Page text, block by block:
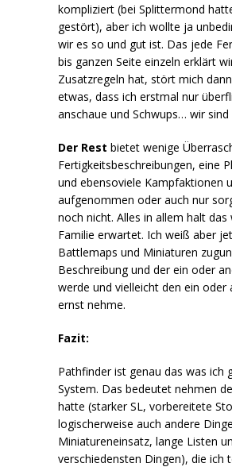
kompliziert (bei Splittermond
gestört), aber ich wollte ja
wir es so und gut ist. Das jede
bis ganzen Seite einzeln erklärt
Zusatzregeln hat, stört mich
etwas, dass ich erstmal nur
anschaue und Schwups… wir
Der Rest bietet wenige
Fertigkeitsbeschreibungen, eine
und ebensoviele Kampfaktionen
aufgenommen oder auch nur
noch nicht. Alles in allem halt
Familie erwartet. Ich weiß aber
Battlemaps und Miniaturen
Beschreibung und der ein oder
werde und vielleicht den ein oder
ernst nehme.
Fazit:
Pathfinder ist genau das was ich
System. Das bedeutet nehmen
hatte (starker SL, vorbereitete
logischerweise auch andere
Miniatureneinsatz, lange Listen
verschiedensten Dingen), die ich